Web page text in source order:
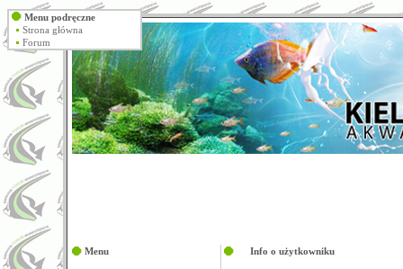
Menu Info o użytkowniku
Menu podręczne
Strona główna
Forum